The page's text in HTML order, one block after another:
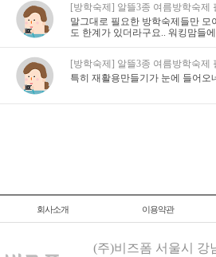
[방학숙제] 알뜰3종 여름방학숙제
말그대로 필요한 방학숙제들만
도 한계가 있더라구요.. 워킹맘들
[방학숙제] 알뜰3종 여름방학숙제
특히 재활용만들기가 눈에 들어오
회사소개 이용약관
(주)비즈폼 서울시 강